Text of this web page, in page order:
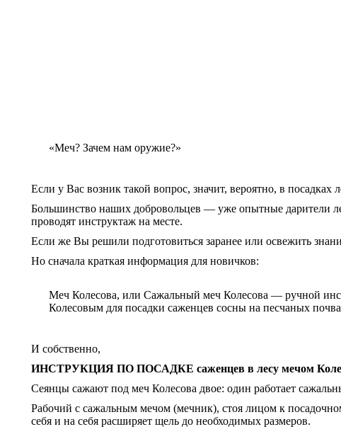
«Меч? Зачем нам оружие?»
Если у Вас возник такой вопрос, значит, вероятно, в посадках
Большинство наших добровольцев — уже опытные дарители
проводят инструктаж на месте.
Если же Вы решили подготовиться заранее или освежить
Но сначала краткая информация для новичков:
Меч Колесова, или Сажальный меч Колесова — ручной
Колесовым для посадки саженцев сосны на песчаных
И собственно,
ИНСТРУКЦИЯ ПО ПОСАДКЕ саженцев в лесу мечом
Сеянцы сажают под меч Колесова двое: один работает
Рабочий с сажальным мечом (мечник), стоя лицом к
себя и на себя расширяет щель до необходимых размеров.